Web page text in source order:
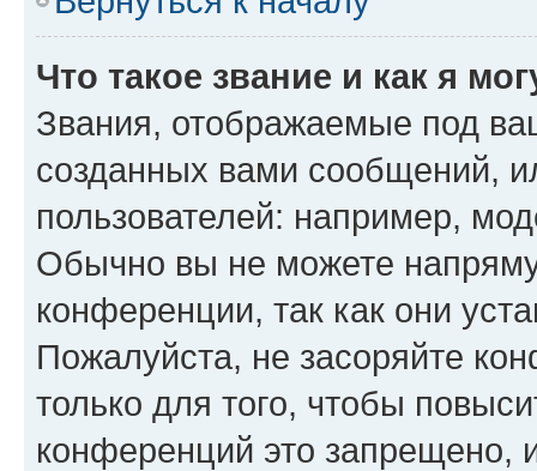
Что такое звание и как я
Звания, отображаемые под
созданных вами сообщений,
пользователей: например,
Обычно вы не можете
конференции, так как они
Пожалуйста, не засоряйте
только для того, чтобы
конференций это запрещено,